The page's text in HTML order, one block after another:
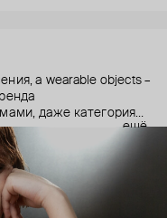
а wearable objects –
даже категориями
и на тело). В
но всегда с
шипованные
носят стилисты,
Алексей
и многие другие.
ещё